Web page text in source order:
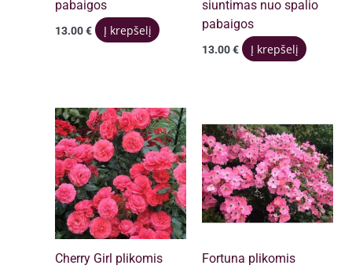
pabaigos
13.00€ Į krepšelį
siuntimas nuo spalio
pabaigos
13.00€ Į krepšelį
Cherry Girl plikomis
Fortuna plikomis